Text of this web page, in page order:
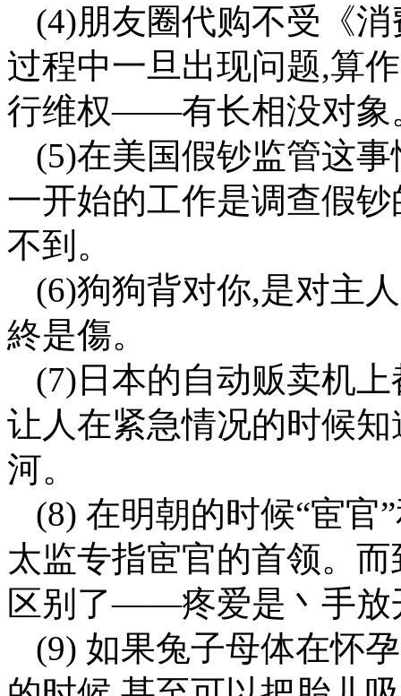
(4)朋友圈代购不受《
过程中一旦出现问题,算
行维权——有长相没对象
(5)在美国假钞监管这
一开始的工作是调查假
不到。
(6)狗狗背对你,是对主
終是傷。
(7)日本的自动贩卖机
让人在紧急情况的时候
河。
(8) 在明朝的时候“宦官
太监专指宦官的首领。
区别了——疼爱是丶手放
(9) 如果兔子母体在怀